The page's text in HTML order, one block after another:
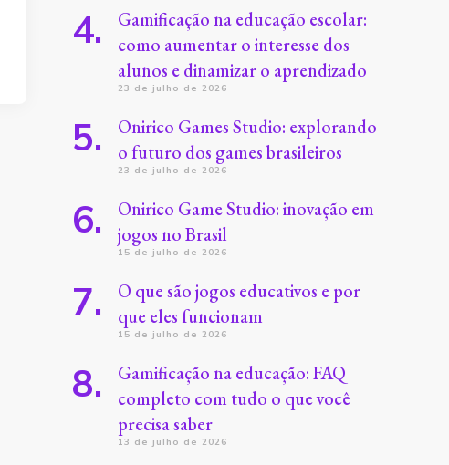
Gamificação na educação escolar:
como aumentar o interesse dos
alunos e dinamizar o aprendizado
23 de julho de 2026
Onirico Games Studio: explorando
o futuro dos games brasileiros
23 de julho de 2026
Onirico Game Studio: inovação em
jogos no Brasil
15 de julho de 2026
O que são jogos educativos e por
que eles funcionam
15 de julho de 2026
Gamificação na educação: FAQ
completo com tudo o que você
precisa saber
13 de julho de 2026